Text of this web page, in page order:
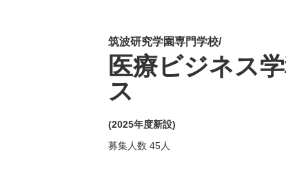
筑波研究学園専門学校/
医療ビジネス
ス
(2025年度新設)
募集人数 45人